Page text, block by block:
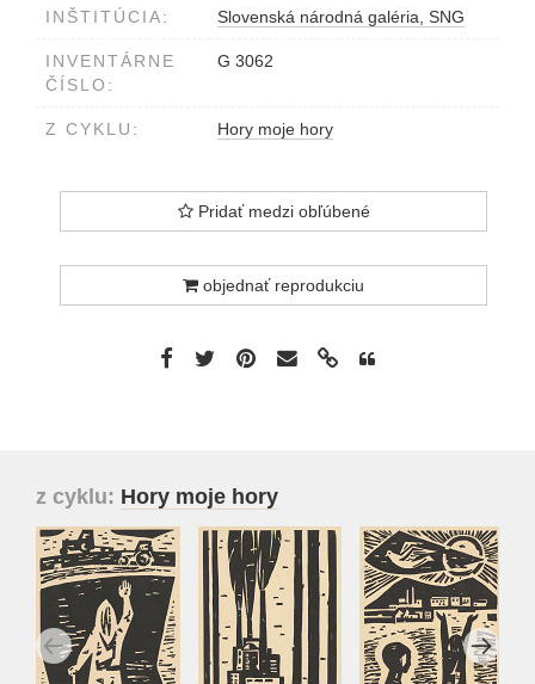
INŠTITÚCIA: Slovenská národná galéria, SNG
INVENTÁRNE
ČÍSLO:
G 3062
Z CYKLU: Hory moje hory
Pridať medzi obľúbené
objednať reprodukciu
z cyklu: Hory moje hory